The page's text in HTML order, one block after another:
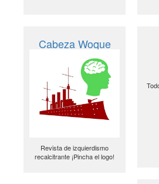
Cabeza Woque
Revista de izquierdismo
recalcitrante ¡Pincha el logo!